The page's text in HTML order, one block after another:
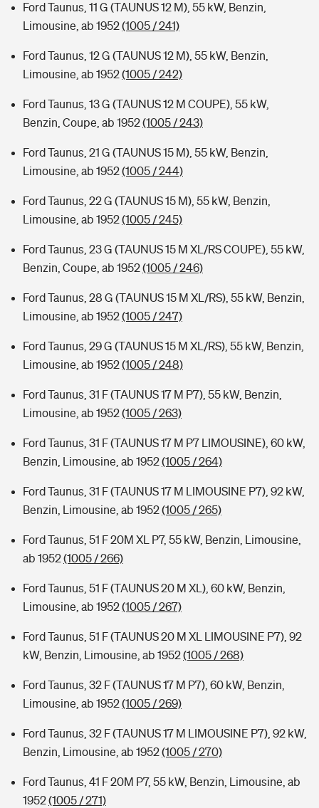
Ford Taunus, 11 G (TAUNUS 12 M), 55 kW, Benzin,
Limousine, ab 1952(1005 / 241)
Ford Taunus, 12 G (TAUNUS 12 M), 55 kW, Benzin,
Limousine, ab 1952(1005 / 242)
Ford Taunus, 13 G (TAUNUS 12 M COUPE), 55 kW,
Benzin, Coupe, ab 1952(1005 / 243)
Ford Taunus, 21 G (TAUNUS 15 M), 55 kW, Benzin,
Limousine, ab 1952(1005 / 244)
Ford Taunus, 22 G (TAUNUS 15 M), 55 kW, Benzin,
Limousine, ab 1952(1005 / 245)
Ford Taunus, 23 G (TAUNUS 15 M XL/RS COUPE), 55 kW,
Benzin, Coupe, ab 1952(1005 / 246)
Ford Taunus, 28 G (TAUNUS 15 M XL/RS), 55 kW, Benzin,
Limousine, ab 1952(1005 / 247)
Ford Taunus, 29 G (TAUNUS 15 M XL/RS), 55 kW, Benzin,
Limousine, ab 1952(1005 / 248)
Ford Taunus, 31 F (TAUNUS 17 M P7), 55 kW, Benzin,
Limousine, ab 1952(1005 / 263)
Ford Taunus, 31 F (TAUNUS 17 M P7 LIMOUSINE), 60 kW,
Benzin, Limousine, ab 1952(1005 / 264)
Ford Taunus, 31 F (TAUNUS 17 M LIMOUSINE P7), 92 kW,
Benzin, Limousine, ab 1952(1005 / 265)
Ford Taunus, 51 F 20M XL P7, 55 kW, Benzin, Limousine,
ab 1952(1005 / 266)
Ford Taunus, 51 F (TAUNUS 20 M XL), 60 kW, Benzin,
Limousine, ab 1952(1005 / 267)
Ford Taunus, 51 F (TAUNUS 20 M XL LIMOUSINE P7), 92
kW, Benzin, Limousine, ab 1952(1005 / 268)
Ford Taunus, 32 F (TAUNUS 17 M P7), 60 kW, Benzin,
Limousine, ab 1952(1005 / 269)
Ford Taunus, 32 F (TAUNUS 17 M LIMOUSINE P7), 92 kW,
Benzin, Limousine, ab 1952(1005 / 270)
Ford Taunus, 41 F 20M P7, 55 kW, Benzin, Limousine, ab
1952(1005 / 271)